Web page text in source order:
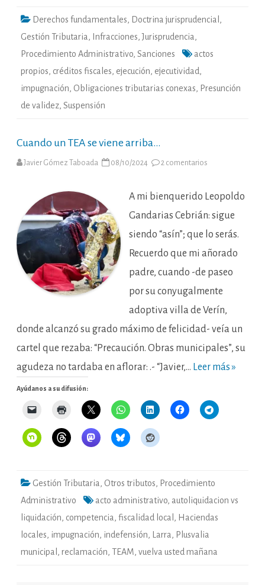
Derechos fundamentales, Doctrina jurisprudencial ,
Gestión Tributaria , Infracciones,Jurisprudencia ,
Procedimiento Administrativo, Sanciones
actos
propios, créditos fiscales, ejecución, ejecutividad ,
impugnación, Obligaciones tributarias conexas, Presunción
de validez, Suspensión
Cuando un TEA se viene arriba…
Javier Gómez Taboada 08/10/2024 2 comentarios
se
viene
arriba…
A mi bienquerido Leopoldo
Gandarias Cebrián: sigue
siendo “asín”; que lo serás.
Recuerdo que mi añorado
padre, cuando -de paseo
por su conyugalmente
adoptiva villa de Verín,
donde alcanzó su grado máximo de felicidad- veía un
cartel que rezaba: “Precaución. Obras municipales”, su
agudeza no tardaba en aflorar: .- “Javier,… Leer más »
Ayúdanos a su difusión:
Gestión Tributaria , Otros tributos, Procedimiento
Administrativo
acto administrativo, autoliquidacion vs
liquidación, competencia , fiscalidad local , Haciendas
locales, impugnación, indefensión, Larra , Plusvalia
municipal , reclamación, TEAM, vuelva usted mañana